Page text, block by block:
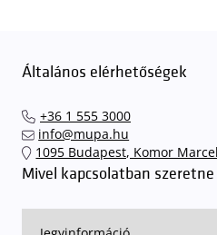
Általános elérhetőségek
+36 1 555 3000
info@mupa.hu
1095 Budapest, Komor
Mivel kapcsolatban